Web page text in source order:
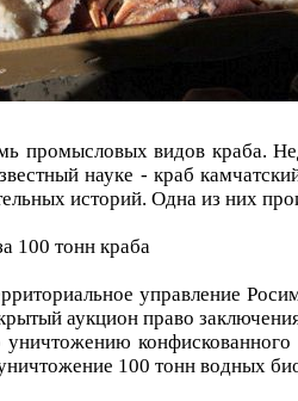
промысловых видов краба.
науке - краб
историй. Одна из них
100 тонн краба
управление
аукцион право
уничтожению
100 тонн водных